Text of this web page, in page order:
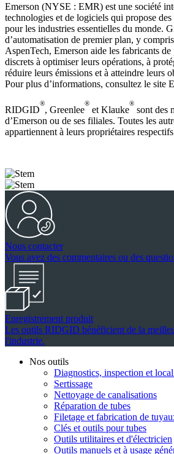
Emerson (NYSE : EMR) est une société
technologies et de logiciels qui propose
pour les industries essentielles du monde.
d’automatisation de premier plan, y
AspenTech, Emerson aide les fabricants
discrets à optimiser leurs opérations, à
réduire leurs émissions et à atteindre leurs
Pour plus d’informations, consultez le site
RIDGID
®
, Greenlee
®
et Klauke
®
sont des
d’Emerson ou de ses filiales. Toutes les
appartiennent à leurs propriétaires
Nous contacter
Vous avez des commentaires ou des
Enregistrement produit
Les outils RIDGID bénéficient de la
l'industrie.
Nos outils
Diagnostics, inspection et
Sertissage
Nettoyage de canalisations
Réparation de tubes
Filetage et fabrication de
Clés et outils pour tubes
Outils utilitaires et d'électricien
Outils manuels et à usage